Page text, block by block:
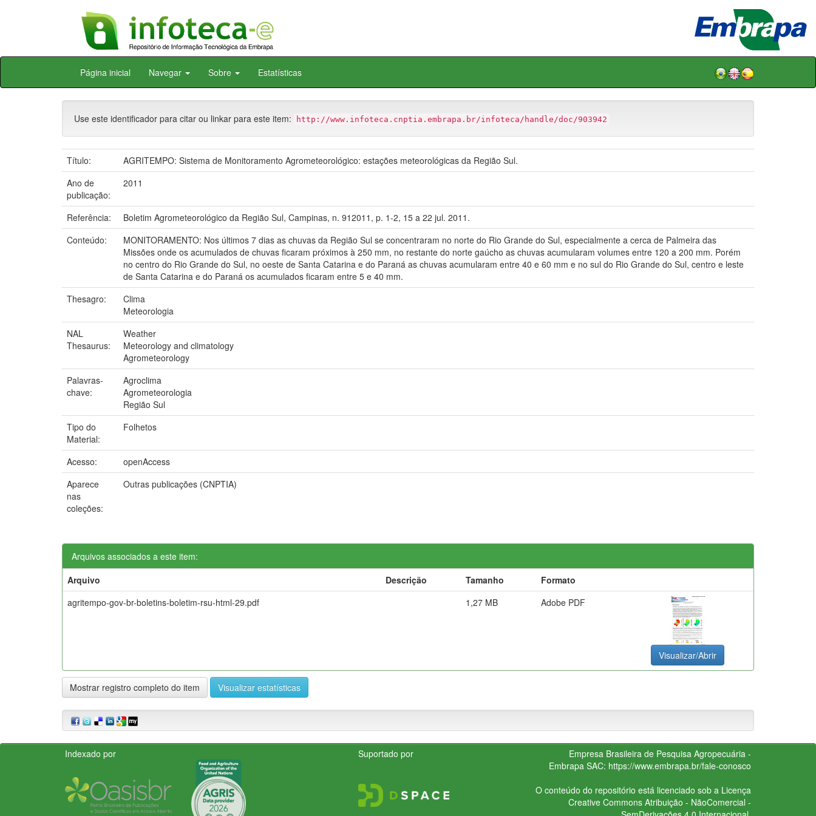
Skip
Página inicial Navegar Sobre Estatísticas
Use este identificador para citar ou linkar para este item: http://www.infoteca.cnptia.embrapa.br/infoteca/handle/doc/903942
Título:
AGRITEMPO: Sistema de Monitoramento Agrometeorológico: estações meteorológicas da Região Sul.
Ano de
publicação:
2011
Referência:
Boletim Agrometeorológico da Região Sul, Campinas, n. 912011, p. 1-2, 15 a 22 jul. 2011.
Conteúdo:
MONITORAMENTO: Nos últimos 7 dias as chuvas da Região Sul se concentraram no norte do Rio Grande do Sul, especialmente a cerca de Palmeira das
Missões onde os acumulados de chuvas ficaram próximos à 250 mm, no restante do norte gaúcho as chuvas acumularam volumes entre 120 a 200 mm. Porém
no centro do Rio Grande do Sul, no oeste de Santa Catarina e do Paraná as chuvas acumularam entre 40 e 60 mm e no sul do Rio Grande do Sul, centro e leste
de Santa Catarina e do Paraná os acumulados ficaram entre 5 e 40 mm.
Thesagro:
Clima
Meteorologia
NAL
Thesaurus:
Weather
Meteorology and climatology
Agrometeorology
Palavras-
chave:
Agroclima
Agrometeorologia
Região Sul
Tipo do
Material:
Folhetos
Acesso:
openAccess
Aparece
nas
coleções:
Outras publicações (CNPTIA)
Arquivos associados a este item:
Arquivo
Descrição Tamanho
Formato
agritempo-gov-br-boletins-boletim-rsu-html-29.pdf
1,27 MB Adobe PDF
Visualizar/Abrir
Mostrar registro completo do item Visualizar estatísticas
Indexado por Suportado por
Empresa Brasileira de Pesquisa Agropecuária -
Embrapa SAC: https://www.embrapa.br/fale-conosco
O conteúdo do repositório está licenciado sob a Licença
Creative CommonsAtribuição - NãoComercial -